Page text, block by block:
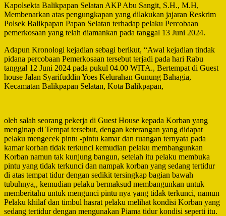
Kapolsekta Balikpapan Selatan AKP Abu Sangit, S.H., M.H,
Membenarkan atas pengungkapan yang dilakukan jajaran Reskrim
Polsek Balikpapan Papan Selatan terhadap pelaku Percobaan
pemerkosaan yang telah diamankan pada tanggal 13 Juni 2024.
Adapun Kronologi kejadian sebagi berikut, “Awal kejadian tindak
pidana percobaan Pemerkosaan tersebut terjadi pada hari Rabu
tanggal 12 Juni 2024 pada pukul 04.00 WITA., Bertempat di Guest
house Jalan Syarifuddin Yoes Kelurahan Gunung Bahagia,
Kecamatan Balikpapan Selatan, Kota Balikpapan,
oleh salah seorang pekerja di Guest House kepada Korban yang
menginap di Tempat tersebut, dengan keterangan yang didapat
pelaku mengecek pintu -pintu kamar dan ruangan ternyata pada
kamar korban tidak terkunci kemudian pelaku membangunkan
Korban namun tak kunjung bangun, setelah itu pelaku membuka
pintu yang tidak terkunci dan nampak korban yang sedang tertidur
di atas tempat tidur dengan sedikit tersingkap bagian bawah
tubuhnya,, kemudian pelaku bermaksud membangunkan untuk
memberitahu untuk mengunci pintu nya yang tidak terkunci, namun
Pelaku khilaf dan timbul hasrat pelaku melihat kondisi Korban yang
sedang tertidur dengan mengunakan Piama tidur kondisi seperti itu.